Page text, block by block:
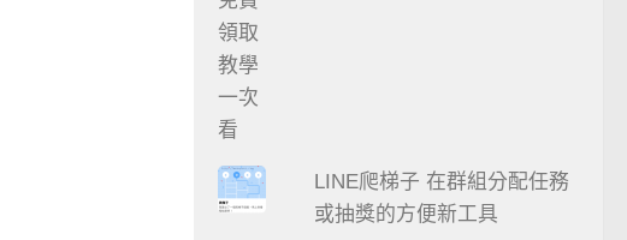
LINE爬梯子 在群組分配任務
或抽獎的方便新工具